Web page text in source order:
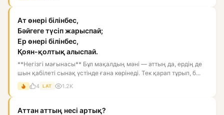
Ат өнері білінбес,
Бәйгеге түсіп жарыспай;
Ер өнері білінбес,
Қоян-қолтық алыспай.
**Негізгі мағынасы** Бұл мақалдың мәні — аттың да, ердің де
шын қабілеті сынақ үстінде ғана көрінеді. Тек қарап тұрып, б...
4 LAT 1.2K
Аттан аттың несі артық?